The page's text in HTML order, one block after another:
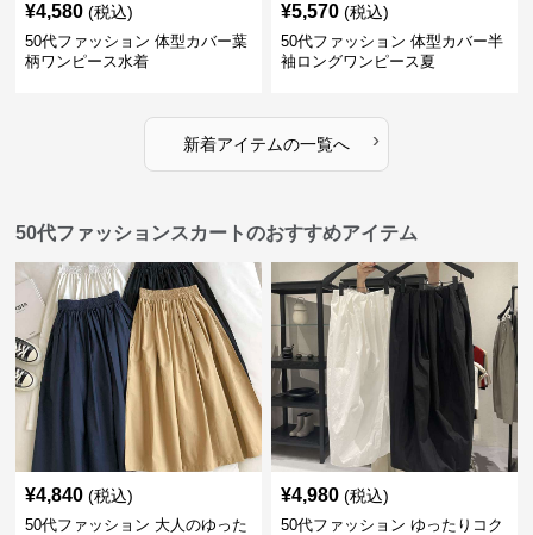
¥4,580 (税込)
50代ファッション 体型カバー葉
柄ワンピース水着
¥5,570 (税込)
50代ファッション 体型カバー半
袖ロングワンピース夏
新着アイテムの一覧へ ›
50代ファッションスカートのおすすめアイテム
¥4,840 (税込)
50代ファッション 大人のゆった
¥4,980 (税込)
50代ファッション ゆったりコク